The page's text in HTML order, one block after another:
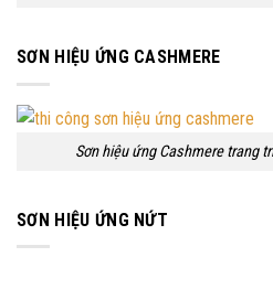
SƠN HIỆU ỨNG CASHMERE
Sơn hiệu ứng Cashmere trang
SƠN HIỆU ỨNG NỨT